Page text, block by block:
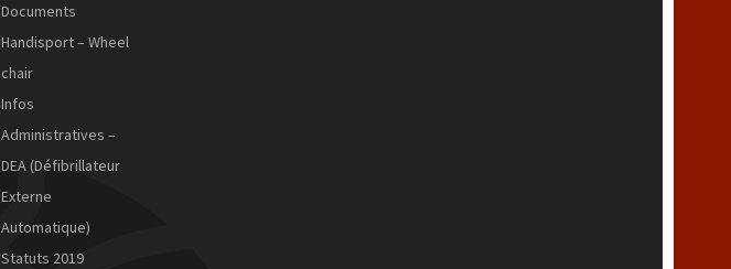
Documents
Handisport – Wheel
chair
Infos
Administratives –
DEA (Défibrillateur
Externe
Automatique)
Statuts 2019